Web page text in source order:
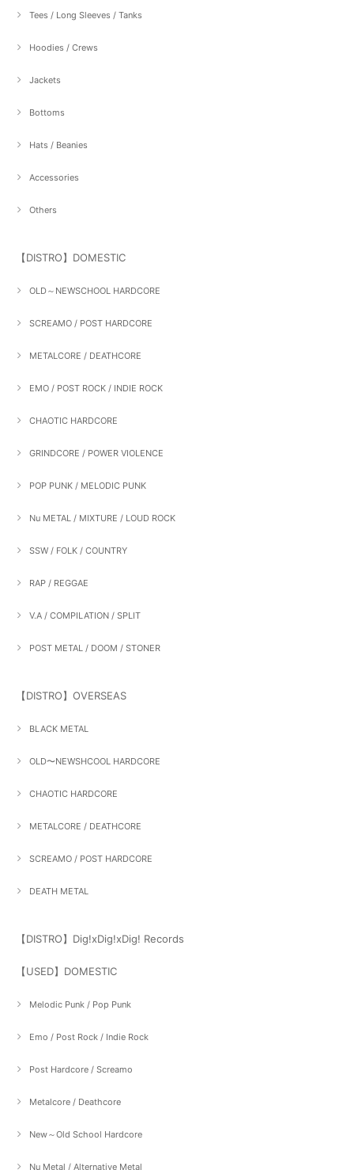
Tees / Long Sleeves / Tanks
Hoodies / Crews
Jackets
Bottoms
Hats / Beanies
Accessories
Others
【DISTRO】DOMESTIC
OLD～NEWSCHOOL HARDCORE
SCREAMO / POST HARDCORE
METALCORE / DEATHCORE
EMO / POST ROCK / INDIE ROCK
CHAOTIC HARDCORE
GRINDCORE / POWER VIOLENCE
POP PUNK / MELODIC PUNK
Nu METAL / MIXTURE / LOUD ROCK
SSW / FOLK / COUNTRY
RAP / REGGAE
V.A / COMPILATION / SPLIT
POST METAL / DOOM / STONER
【DISTRO】OVERSEAS
BLACK METAL
OLD〜NEWSHCOOL HARDCORE
CHAOTIC HARDCORE
METALCORE / DEATHCORE
SCREAMO / POST HARDCORE
DEATH METAL
【DISTRO】Dig!xDig!xDig! Records
【USED】DOMESTIC
Melodic Punk / Pop Punk
Emo / Post Rock / Indie Rock
Post Hardcore / Screamo
Metalcore / Deathcore
New～Old School Hardcore
Nu Metal / Alternative Metal